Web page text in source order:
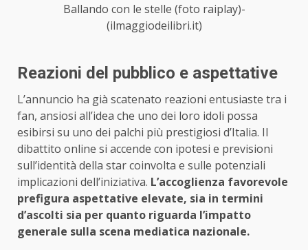
Ballando con le stelle (foto raiplay)-
(ilmaggiodeilibri.it)
Reazioni del pubblico e aspettative
L’annuncio ha già scatenato reazioni entusiaste tra i
fan, ansiosi all’idea che uno dei loro idoli possa
esibirsi su uno dei palchi più prestigiosi d’Italia. Il
dibattito online si accende con ipotesi e previsioni
sull’identità della star coinvolta e sulle potenziali
implicazioni dell’iniziativa. L’accoglienza favorevole
prefigura aspettative elevate, sia in termini
d’ascolti sia per quanto riguarda l’impatto
generale sulla scena mediatica nazionale.